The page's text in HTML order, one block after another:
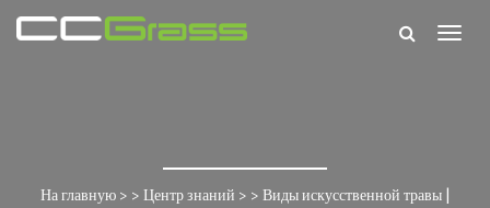
На главную > > Центр знаний > > Виды искусственной травы |